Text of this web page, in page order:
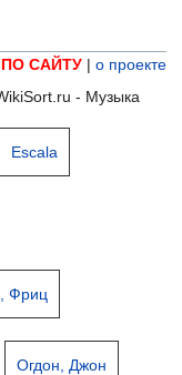
САЙТУ | о проекте
- Музыка
Escala
Фриц
Огдон, Джон